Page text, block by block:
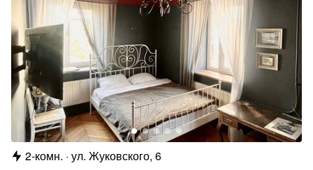
2-комн. ул. Жуковского, 6